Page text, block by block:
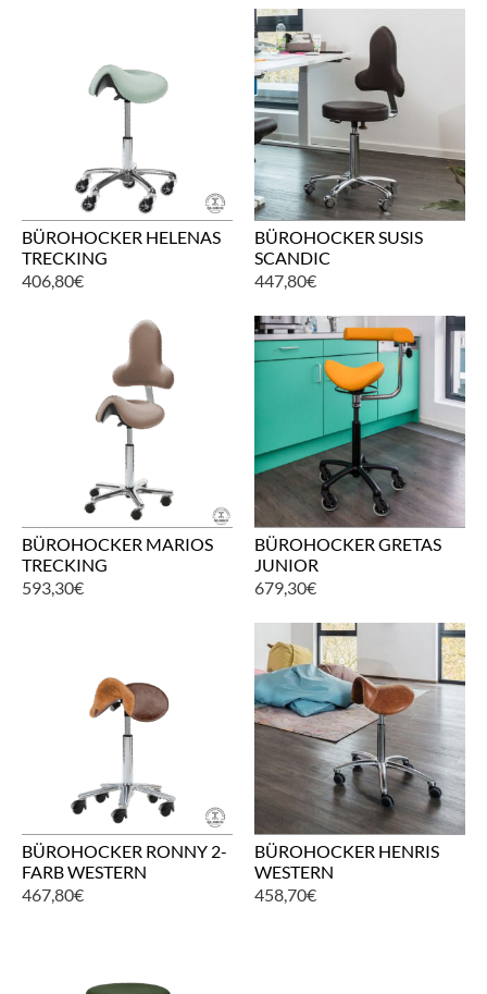
BÜROHOCKER HELENAS
TRECKING
406,80€
BÜROHOCKER SUSIS
SCANDIC
447,80€
BÜROHOCKER MARIOS
TRECKING
593,30€
BÜROHOCKER GRETAS
JUNIOR
679,30€
BÜROHOCKER RONNY 2-
FARB WESTERN
467,80€
BÜROHOCKER HENRIS
WESTERN
458,70€